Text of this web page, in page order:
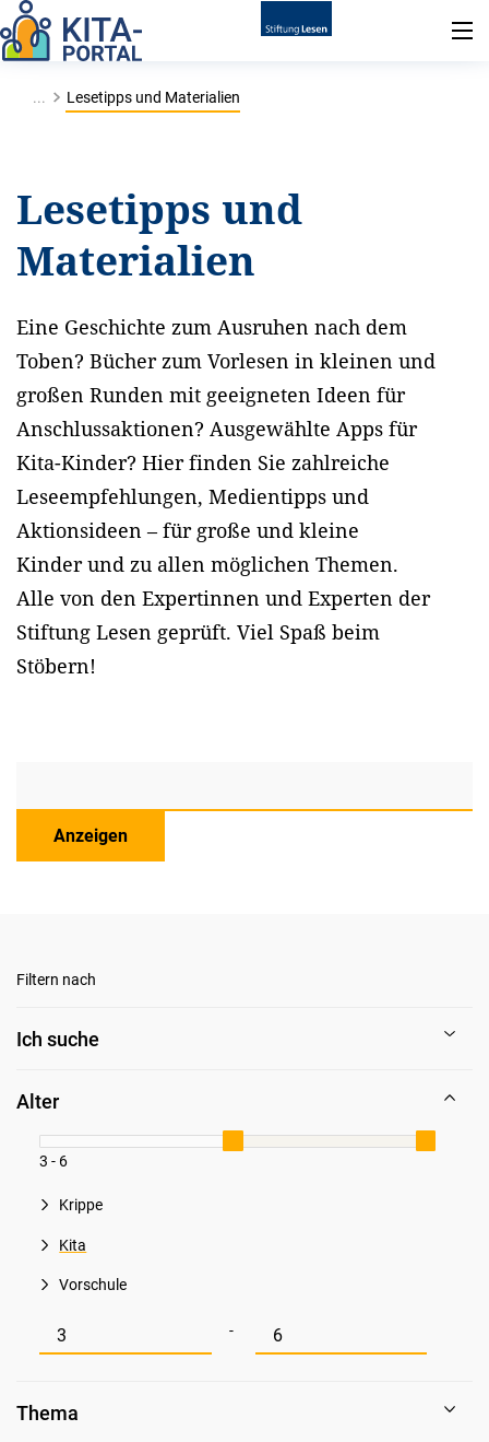
... Lesetipps und Materialien
Lesetipps und
Materialien
Eine Geschichte zum Ausruhen nach dem
Toben? Bücher zum Vorlesen in kleinen und
großen Runden mit geeigneten Ideen für
Anschlussaktionen? Ausgewählte Apps für
Kita-Kinder? Hier finden Sie zahlreiche
Leseempfehlungen, Medientipps und
Aktionsideen – für große und kleine
Kinder und zu allen möglichen Themen.
Alle von den Expertinnen und Experten der
Stiftung Lesen geprüft. Viel Spaß beim
Stöbern!
Anzeigen
Filtern nach
Ich suche
Alter
3 - 6
Krippe
Kita
Vorschule
Mindestwert für Alter -
Maximalwert für Alter
Thema